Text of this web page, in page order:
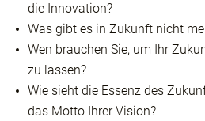
die Innovation?
Was gibt es in Zukunft nicht
Wen brauchen Sie, um Ihr
zu lassen?
Wie sieht die Essenz des
das Motto Ihrer Vision?